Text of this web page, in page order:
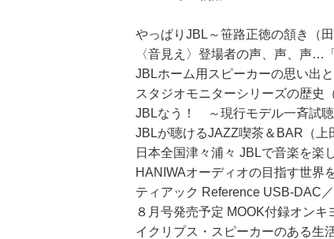
やっぱりJBL～笹路正徳の頷き（
〈音見え〉登場者の声、声、声…
JBLホーム用スピーカーの思い出と
スタジオモニターシリーズの歴史
JBLなう！ ～現行モデル一斉試聴
JBLが聴けるJAZZ喫茶＆BAR（上
日本全国津々浦々 JBLで音楽を楽
HANIWAオーディオの目指す世界
ティアック Reference USB-DAC
８月号発売予定 MOOK付録オンキ
イクリプス・スピーカーのある生